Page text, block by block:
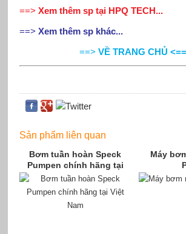
==> Xem thêm sp tại HPQ TECH...
==> Xem thêm sp khác...
==> VỀ TRANG CHỦ <==
Sản phẩm liên quan
Bơm tuần hoàn Speck
Pumpen chính hãng tại
Việt Nam
Máy